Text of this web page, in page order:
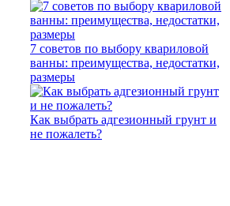
7 советов по выбору квариловой
ванны: преимущества, недостатки,
размеры
Как выбрать адгезионный грунт и
не пожалеть?